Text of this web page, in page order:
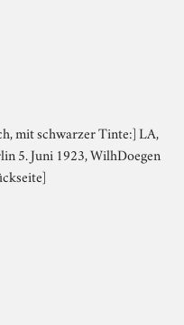
mit schwarzer Tinte:] LA,
5. Juni 1923, WilhDoegen